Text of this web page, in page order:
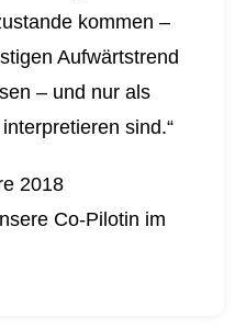
kommen –
Aufwärtstrend
– und nur als
sind.“
2018
Co-Pilotin im